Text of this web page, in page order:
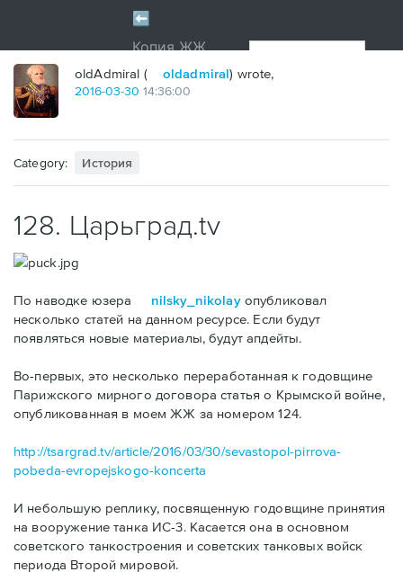
oldAdmiral ( oldadmiral) wrote,
2016-03-30 14:36:00
Category: История
128. Царьград.tv
По наводке юзера nilsky_nikolayопубликовал
несколько статей на данном ресурсе. Если будут
появляться новые материалы, будут апдейты.
Во-первых, это несколько переработанная к годовщине
Парижского мирного договора статья о Крымской войне,
опубликованная в моем ЖЖ за номером 124.
http://tsargrad.tv/article/2016/03/30/sevastopol-pirrova-
pobeda-evropejskogo-koncerta
И небольшую реплику, посвященную годовщине принятия
на вооружение танка ИС-3. Касается она в основном
советского танкостроения и советских танковых войск
периода Второй мировой.